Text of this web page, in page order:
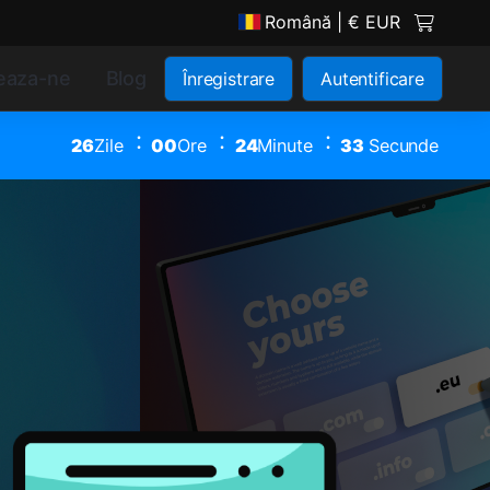
Română | € EUR
ne Blog Înregistrare Autentificare
26Zile 00Ore 24Minute 32 Secunde